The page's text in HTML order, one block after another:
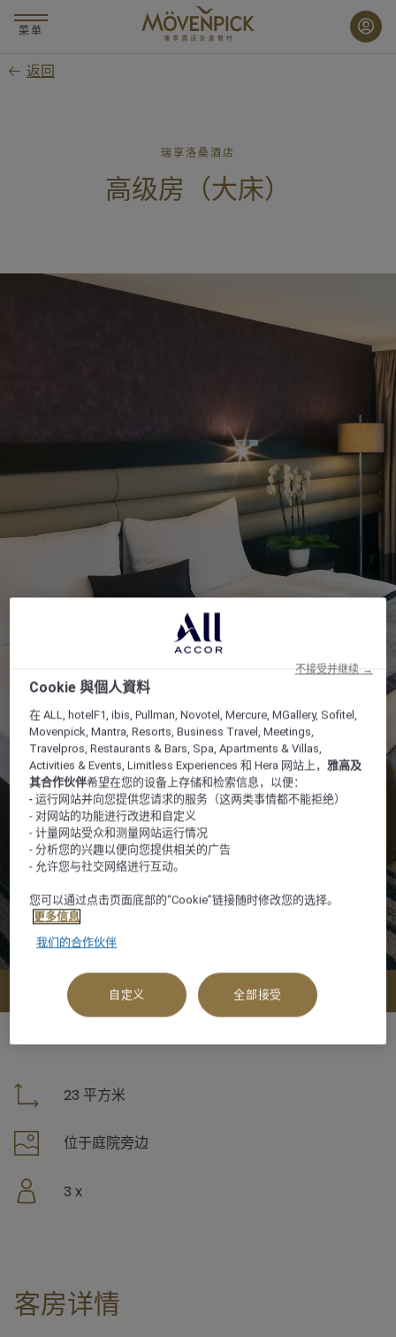
要
菜单
返回
瑞享洛桑酒店
高级房（大床）
查看可订选项
23 平方米
位于庭院旁边
3 x
客房详情
Cookie 與個人資料
在 ALL, hotelF1, ibis, Pullman, Novotel, Mercure, MGallery, Sofitel,
Movenpick, Mantra, Resorts, Business Travel, Meetings,
Travelpros, Restaurants & Bars, Spa, Apartments & Villas,
Activities & Events, Limitless Experiences 和 Hera 网站上，雅高及
其合作伙伴希望在您的设备上存储和检索信息，以便：
- 运行网站并向您提供您请求的服务（这两类事情都不能拒绝）
- 对网站的功能进行改进和自定义
- 计量网站受众和测量网站运行情况
- 分析您的兴趣以便向您提供相关的广告
- 允许您与社交网络进行互动。
您可以通过点击页面底部的“Cookie”链接随时修改您的选择。
更多信息
我们的合作伙伴
自定义 全部接受
不接受并继续 →